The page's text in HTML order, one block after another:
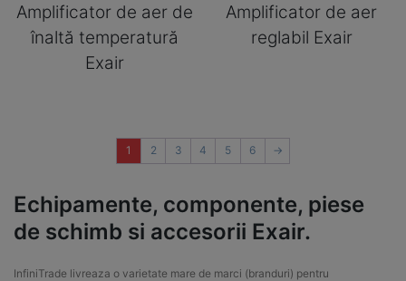
Amplificator de aer de
înaltă temperatură
Exair
Amplificator de aer
reglabil Exair
1 2 3 4 5 6 →
Echipamente, componente, piese
de schimb si accesorii Exair.
InfiniTrade livreaza o varietate mare de marci (branduri) pentru